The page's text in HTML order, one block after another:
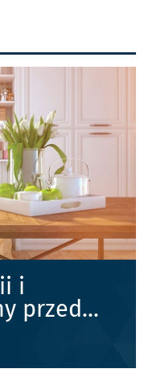
i
przed...